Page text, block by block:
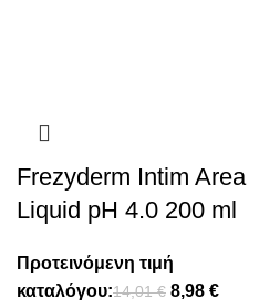
Frezyderm Intim Area
Liquid pH 4.0 200 ml
Προτεινόμενη τιμή
καταλόγου:14,01€ 8,98 €